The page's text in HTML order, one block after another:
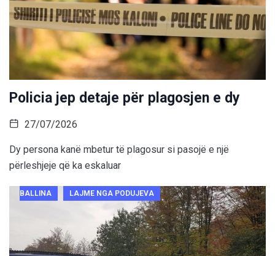
Policia jep detaje për plagosjen e dy
27/07/2026
Dy persona kanë mbetur të plagosur si pasojë e një
përleshjeje që ka eskaluar
BALLINA LAJME NGA PODUJEVA